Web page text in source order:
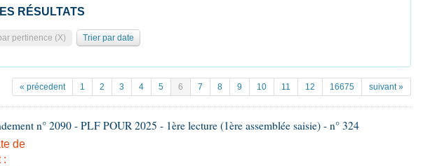
RÉSULTATS
pertinence (X) Trier par date
« précedent 1 2 3 4 5 6 7 8 9 10 11 12 16675 suivant »
n° 2090 - PLF POUR 2025 - 1ère lecture (1ère assemblée saisie) - n° 324
de
: